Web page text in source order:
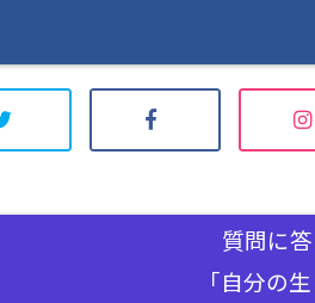
質問に
「自分の